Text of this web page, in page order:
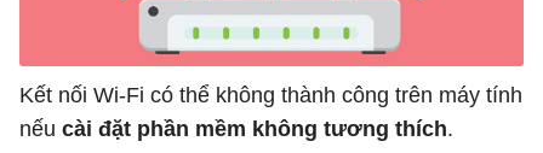
Kết nối Wi-Fi có thể không thành công trên máy tính
nếu cài đặt phần mềm không tương thích.